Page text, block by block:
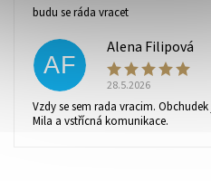
budu se ráda vracet
AF
Alena Filipová
28.5.2026
Vzdy se sem rada vracim.
Mila a vstřícná komunikace.